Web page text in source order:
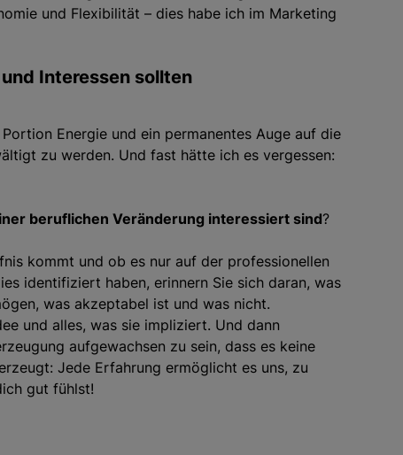
und Flexibilität – dies habe ich im Marketing
Interessen sollten
Energie und ein permanentes Auge auf die
zu werden. Und fast hätte ich es vergessen:
beruflichen Veränderung interessiert sind?
kommt und ob es nur auf der professionellen
identifiziert haben, erinnern Sie sich daran, was
was akzeptabel ist und was nicht.
und alles, was sie impliziert. Und dann
aufgewachsen zu sein, dass es keine
Jede Erfahrung ermöglicht es uns, zu
gut fühlst!